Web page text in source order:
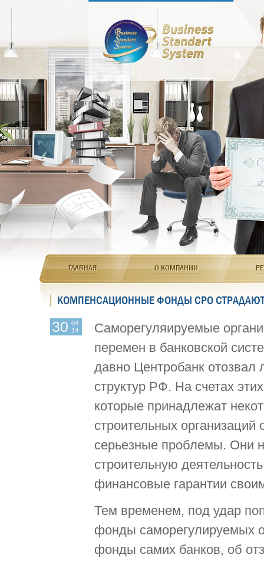
ГЛАВНАЯ О КОМПАНИИ
КОМПЕНСАЦИОННЫЕ ФОНДЫ СРО
30 04
14
Саморегуляируемые
перемен в банковской
давно Центробанк
структур РФ. На счетах
которые принадлежат
строительных
серьезные проблемы. Они
строительную
финансовые гарантии
Тем временем, под удар
фонды саморегулируемых
фонды самих банков, об